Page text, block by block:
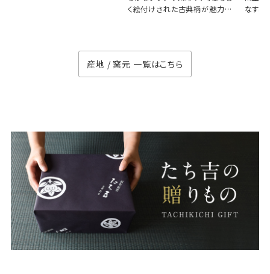
く絵付けされた古典柄が魅力の
なす、
産地 / 窯元 一覧はこちら